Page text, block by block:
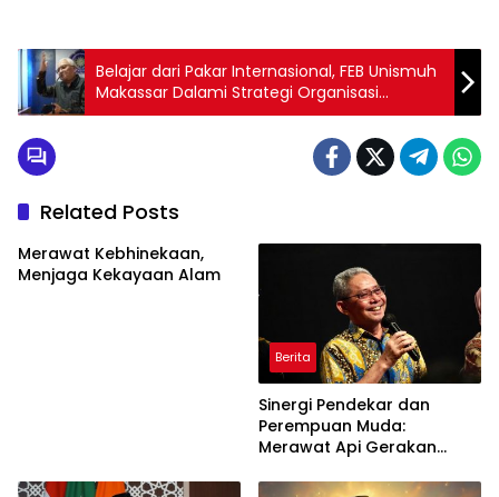
Belajar dari Pakar Internasional, FEB Unismuh
Makassar Dalami Strategi Organisasi
Berkelas Dunia
Related Posts
Merawat Kebhinekaan,
Menjaga Kekayaan Alam
Berita
Sinergi Pendekar dan
Perempuan Muda:
Merawat Api Gerakan